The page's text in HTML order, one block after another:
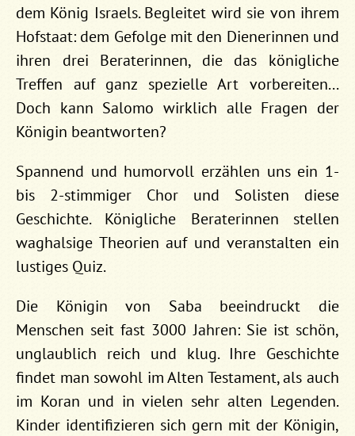
dem König Israels. Begleitet wird sie von ihrem
Hofstaat: dem Gefolge mit den Dienerinnen und
ihren drei Beraterinnen, die das königliche
Treffen auf ganz spezielle Art vorbereiten...
Doch kann Salomo wirklich alle Fragen der
Königin beantworten?
Spannend und humorvoll erzählen uns ein 1-
bis 2-stimmiger Chor und Solisten diese
Geschichte. Königliche Beraterinnen stellen
waghalsige Theorien auf und veranstalten ein
lustiges Quiz.
Die Königin von Saba beeindruckt die
Menschen seit fast 3000 Jahren: Sie ist schön,
unglaublich reich und klug. Ihre Geschichte
findet man sowohl im Alten Testament, als auch
im Koran und in vielen sehr alten Legenden.
Kinder identifizieren sich gern mit der Königin,